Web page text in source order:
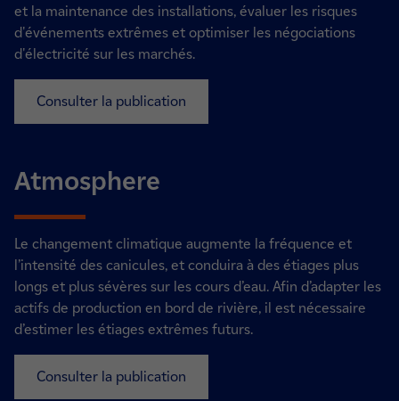
et la maintenance des installations, évaluer les risques
d'événements extrêmes et optimiser les négociations
d'électricité sur les marchés.
Consulter la publication
Atmosphere
Le changement climatique augmente la fréquence et
l’intensité des canicules, et conduira à des étiages plus
longs et plus sévères sur les cours d’eau. Afin d’adapter les
actifs de production en bord de rivière, il est nécessaire
d’estimer les étiages extrêmes futurs.
Consulter la publication